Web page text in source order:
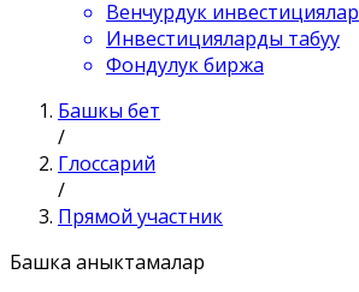
Венчурдук инвестициялар
Инвестицияларды табуу
Фондулук биржа
Башкы бет
/
Глоссарий
/
Прямой участник
Башка аныктамалар